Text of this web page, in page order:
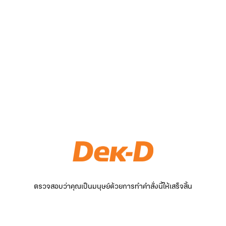
ตรวจสอบว่าคุณเป็นมนุษย์ด้วยการทำคำสั่งนี้ให้เสร็จสิ้น